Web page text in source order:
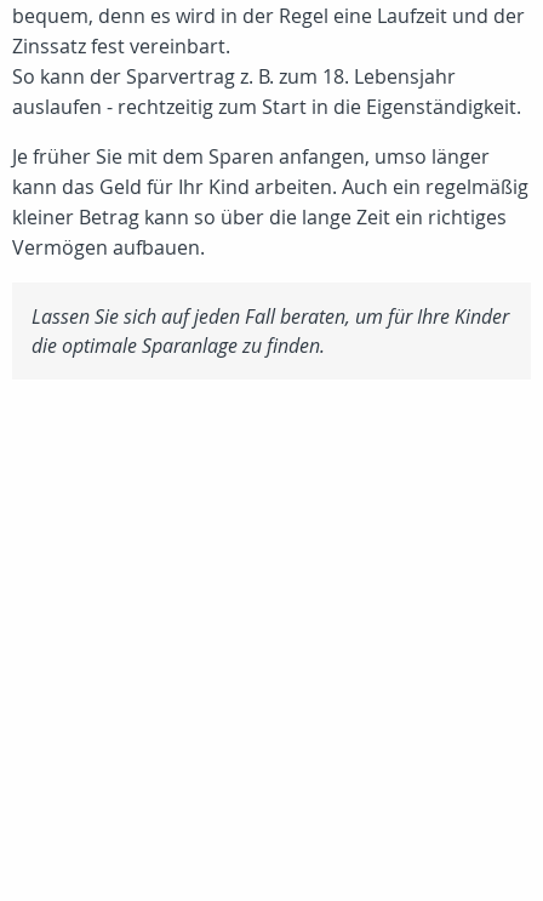
bequem, denn es wird in der Regel eine Laufzeit und der
Zinssatz fest vereinbart.
So kann der Sparvertrag z. B. zum 18. Lebensjahr
auslaufen - rechtzeitig zum Start in die Eigenständigkeit.
Je früher Sie mit dem Sparen anfangen, umso länger
kann das Geld für Ihr Kind arbeiten. Auch ein regelmäßig
kleiner Betrag kann so über die lange Zeit ein richtiges
Vermögen aufbauen.
Lassen Sie sich auf jeden Fall beraten, um für Ihre Kinder
die optimale Sparanlage zu finden.